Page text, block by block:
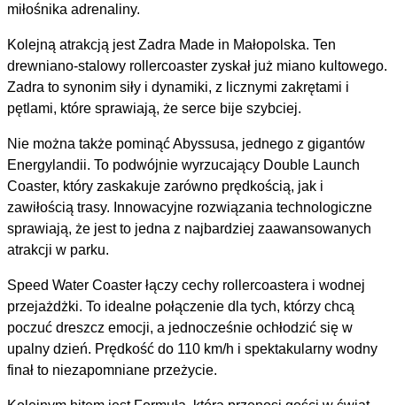
miłośnika adrenaliny.
Kolejną atrakcją jest Zadra Made in Małopolska. Ten
drewniano-stalowy rollercoaster zyskał już miano kultowego.
Zadra to synonim siły i dynamiki, z licznymi zakrętami i
pętlami, które sprawiają, że serce bije szybciej.
Nie można także pominąć Abyssusa, jednego z gigantów
Energylandii. To podwójnie wyrzucający Double Launch
Coaster, który zaskakuje zarówno prędkością, jak i
zawiłością trasy. Innowacyjne rozwiązania technologiczne
sprawiają, że jest to jedna z najbardziej zaawansowanych
atrakcji w parku.
Speed Water Coaster łączy cechy rollercoastera i wodnej
przejażdżki. To idealne połączenie dla tych, którzy chcą
poczuć dreszcz emocji, a jednocześnie ochłodzić się w
upalny dzień. Prędkość do 110 km/h i spektakularny wodny
finał to niezapomniane przeżycie.